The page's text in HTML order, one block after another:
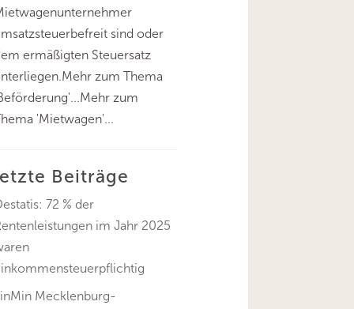
sind oder
ermäßigten Steuersatz
zum Thema
zum
'Mietwagen'...
Beiträge
72 % der
im Jahr 2025
Mecklenburg-